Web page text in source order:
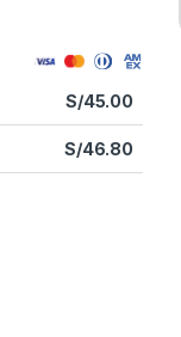
S/45.00
S/46.80